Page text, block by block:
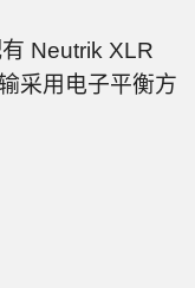
Neutrik XLR
采用电子平衡方